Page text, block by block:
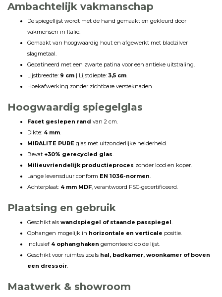
Ambachtelijk vakmanschap
De spiegellijst wordt met de hand gemaakt en gekleurd door
vakmensen in Italië.
Gemaakt van hoogwaardig hout en afgewerkt met bladzilver
slagmetaal.
Gepatineerd met een zwarte patina voor een antieke uitstraling.
Lijstbreedte: 9 cm | Lijstdiepte: 3,5 cm.
Hoekafwerking zonder zichtbare versteknaden.
Hoogwaardig spiegelglas
Facet geslepen rand van 2 cm.
Dikte: 4 mm.
MIRALITE PURE glas met uitzonderlijke helderheid.
Bevat +30% gerecycled glas.
Milieuvriendelijk productieproces zonder lood en koper.
Lange levensduur conform EN 1036-normen.
Achterplaat: 4 mm MDF, verantwoord FSC-gecertificeerd.
Plaatsing en gebruik
Geschikt als wandspiegel of staande passpiegel.
Ophangen mogelijk in horizontale en verticale positie.
Inclusief 4 ophanghaken gemonteerd op de lijst.
Geschikt voor ruimtes zoals hal, badkamer, woonkamer of boven
een dressoir.
Maatwerk & showroom